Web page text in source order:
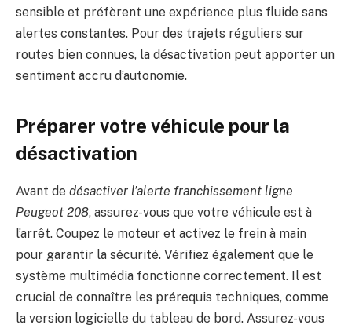
sensible et préfèrent une expérience plus fluide sans
alertes constantes. Pour des trajets réguliers sur
routes bien connues, la désactivation peut apporter un
sentiment accru d’autonomie.
Préparer votre véhicule pour la
désactivation
Avant de désactiver l’alerte franchissement ligne
Peugeot 208, assurez-vous que votre véhicule est à
l’arrêt. Coupez le moteur et activez le frein à main
pour garantir la sécurité. Vérifiez également que le
système multimédia fonctionne correctement. Il est
crucial de connaître les prérequis techniques, comme
la version logicielle du tableau de bord. Assurez-vous